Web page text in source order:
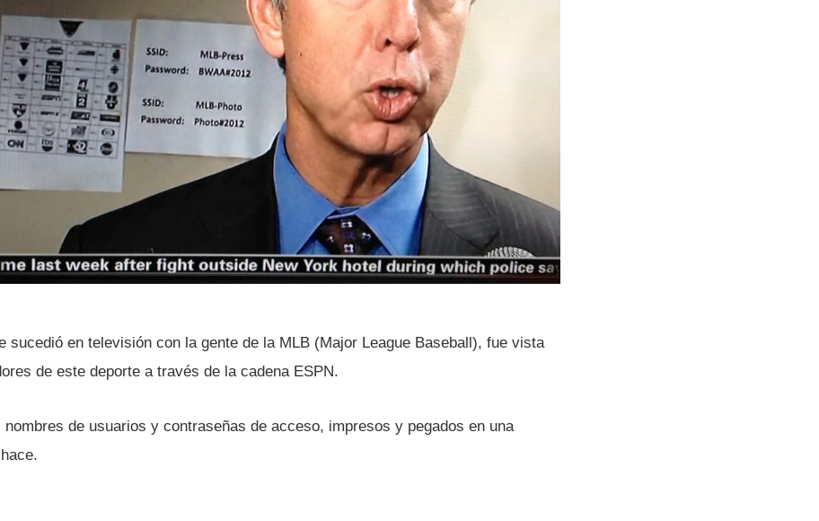
sucedió en televisión con la gente de la MLB (Major League Baseball), fue vista
de este deporte a través de la cadena ESPN.
nombres de usuarios y contraseñas de acceso, impresos y pegados en una